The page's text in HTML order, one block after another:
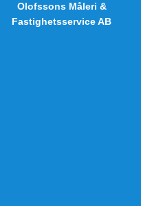
Olofssons Måleri &
Fastighetsservice AB